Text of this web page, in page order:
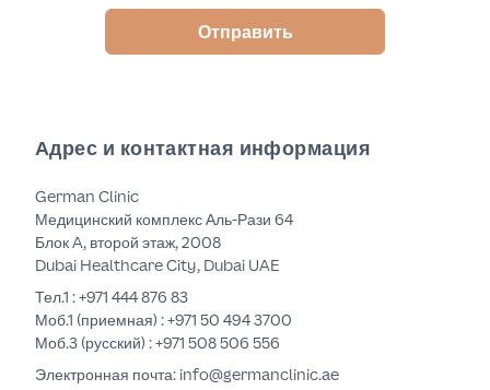
Отправить
Адрес и контактная информация
German Clinic
Медицинский комплекс Аль-Рази 64
Блок A, второй этаж, 2008
Dubai Healthcare City, Dubai UAE
Тел.1 :+971 444 876 83
Моб.1 (приемная) :+971 50 494 3700
Моб.3 (русский) :+971 508 506 556
Электронная почта: info@germanclinic.ae